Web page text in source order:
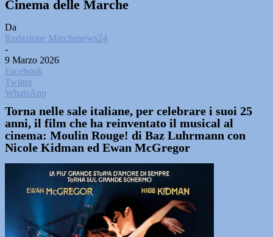
Cinema delle Marche
Da
Redazione Marchenews24
-
9 Marzo 2026
Facebook
Twitter
WhatsApp
Torna nelle sale italiane, per celebrare i suoi 25
anni, il film che ha reinventato il musical al
cinema: Moulin Rouge! di Baz Luhrmann con
Nicole Kidman ed Ewan McGregor